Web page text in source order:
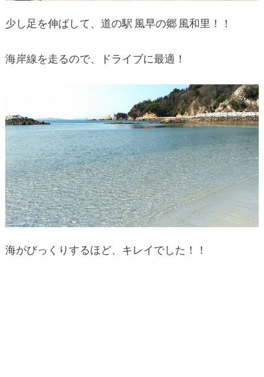
少し足を伸ばして、道の駅 風早の郷 風和里！！
海岸線を走るので、ドライブに最適！
海がびっくりするほど、キレイでした！！